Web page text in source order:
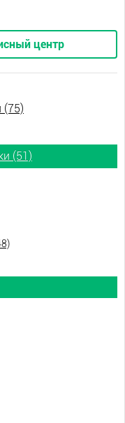
центр
(75)
(51)